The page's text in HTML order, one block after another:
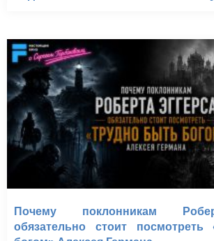
Почему поклонникам
обязательно стоит